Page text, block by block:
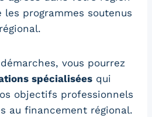
programmes soutenus
vous pourrez
spécialisées qui
objectifs professionnels
au financement régional.